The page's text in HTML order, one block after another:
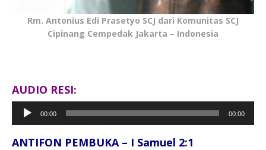
Rm. Antonius Edi Prasetyo SCJ dari Komunitas SCJ
Cipinang Cempedak Jakarta – Indonesia
AUDIO RESI:
Pemutar
Audio
00:00 00:00
ANTIFON PEMBUKA – I Samuel 2:1